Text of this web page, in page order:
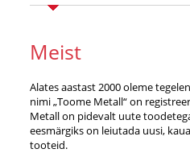
Meist
Alates aastast 2000 oleme
nimi „Toome Metall“ on
Metall on pidevalt uute
eesmärgiks on leiutada uusi,
tooteid.